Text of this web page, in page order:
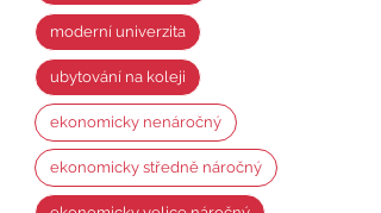
moderní univerzita
ubytování na koleji
ekonomicky nenáročný
ekonomicky středně náročný